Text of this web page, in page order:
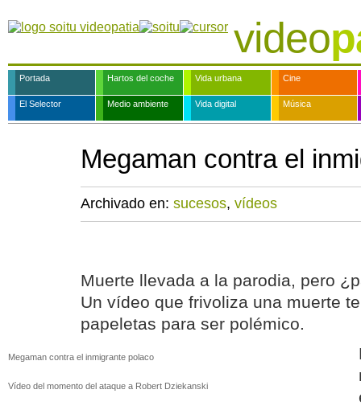
video
Portada Hartos del coche Vida urbana Cine
El Selector Medio ambiente Vida digital Música
Megaman contra el
Archivado en: sucesos, vídeos
Muerte llevada a la parodia, pero
Un vídeo que frivoliza una muerte
papeletas para ser polémico.
Megaman contra el inmigrante polaco
Vídeo del momento del ataque a Robert Dziekanski